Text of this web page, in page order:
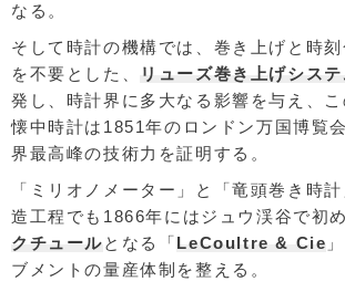
なる。
そして時計の機構では、巻き上げと時
を不要とした、
リューズ巻き上げシステ
発し、時計界に多大なる影響を与え、
懐中時計は1851年のロンドン万国博覧
界最高峰の技術力を証明する。
「ミリオノメーター」と「竜頭巻き時
造工程でも1866年にはジュウ渓谷で初
クチュールとなる「LeCoultre & Cie
ブメントの量産体制を整える。